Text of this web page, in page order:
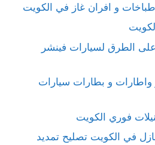
و افران غاز في الكويت
الطرق لسيارات فينشر
واطارات و بطارات سيارات
فوري الكويت
في الكويت تصليح تمديد